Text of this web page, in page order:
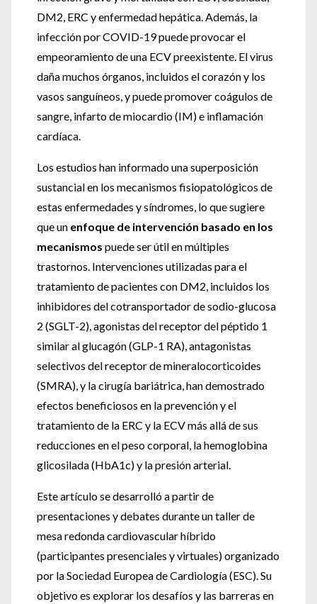
DM2, ERC y enfermedad hepática. Además, la
infección por COVID-19 puede provocar el
empeoramiento de una ECV preexistente. El virus
daña muchos órganos, incluidos el corazón y los
vasos sanguíneos, y puede promover coágulos de
sangre, infarto de miocardio (IM) e inflamación
cardíaca.
Los estudios han informado una superposición
sustancial en los mecanismos fisiopatológicos de
estas enfermedades y síndromes, lo que sugiere
que un enfoque de intervención basado en los
mecanismos puede ser útil en múltiples
trastornos. Intervenciones utilizadas para el
tratamiento de pacientes con DM2, incluidos los
inhibidores del cotransportador de sodio-glucosa
2 (SGLT-2), agonistas del receptor del péptido 1
similar al glucagón (GLP-1 RA), antagonistas
selectivos del receptor de mineralocorticoides
(SMRA), y la cirugía bariátrica, han demostrado
efectos beneficiosos en la prevención y el
tratamiento de la ERC y la ECV más allá de sus
reducciones en el peso corporal, la hemoglobina
glicosilada (HbA1c) y la presión arterial.
Este artículo se desarrolló a partir de
presentaciones y debates durante un taller de
mesa redonda cardiovascular híbrido
(participantes presenciales y virtuales) organizado
por la Sociedad Europea de Cardiología (ESC). Su
objetivo es explorar los desafíos y las barreras en